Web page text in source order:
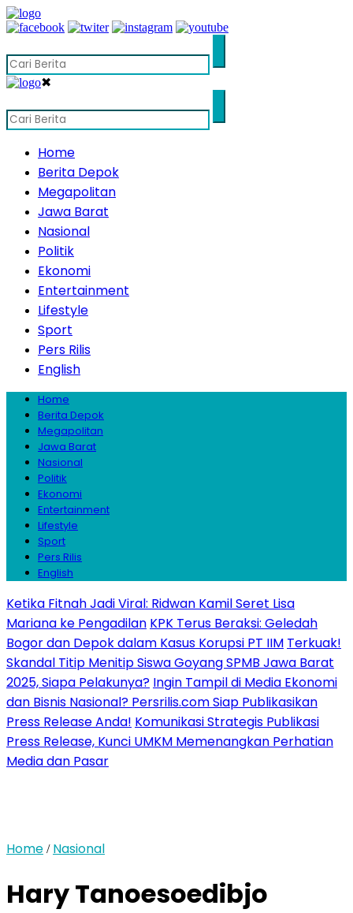
✖
Home
Berita Depok
Megapolitan
Jawa Barat
Nasional
Politik
Ekonomi
Entertainment
Lifestyle
Sport
Pers Rilis
English
Home
Berita Depok
Megapolitan
Jawa Barat
Nasional
Politik
Ekonomi
Entertainment
Lifestyle
Sport
Pers Rilis
English
Ketika Fitnah Jadi Viral: Ridwan Kamil Seret Lisa
Mariana ke Pengadilan KPK Terus Beraksi: Geledah
Bogor dan Depok dalam Kasus Korupsi PT IIM Terkuak!
Skandal Titip Menitip Siswa Goyang SPMB Jawa Barat
2025, Siapa Pelakunya? Ingin Tampil di Media Ekonomi
dan Bisnis Nasional? Persrilis.com Siap Publikasikan
Press Release Anda! Komunikasi Strategis Publikasi
Press Release, Kunci UMKM Memenangkan Perhatian
Media dan Pasar
Home / Nasional
Hary Tanoesoedibjo